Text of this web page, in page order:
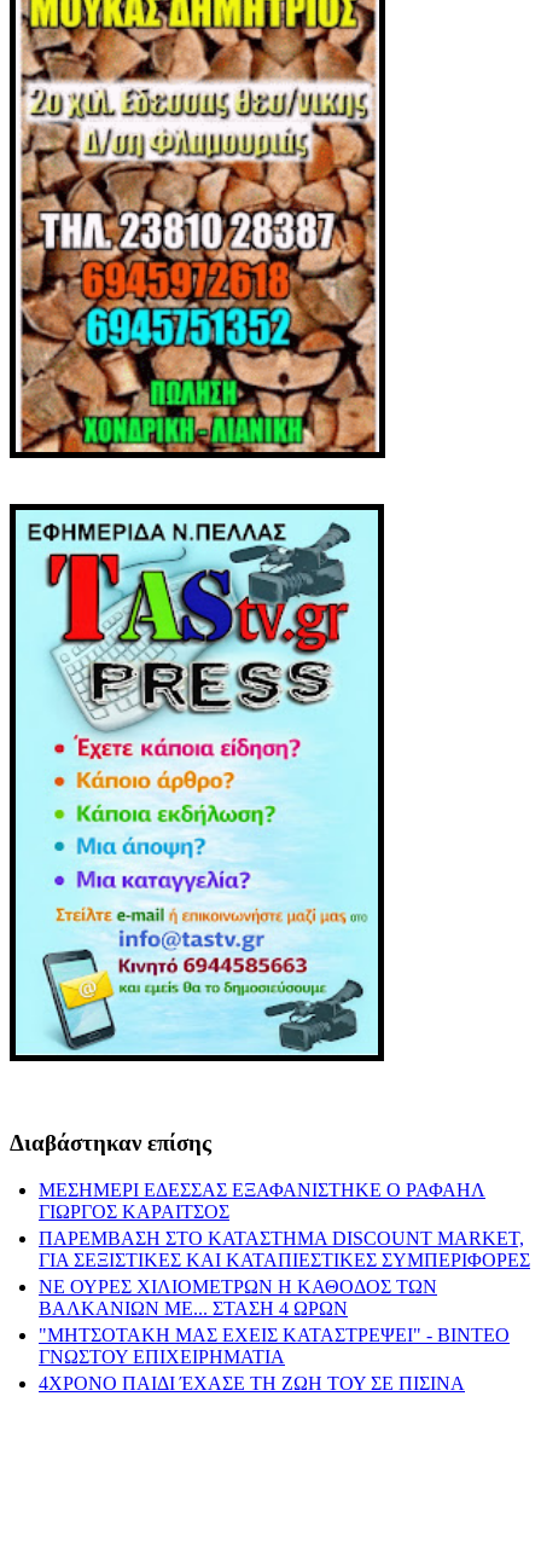
Διαβάστηκαν επίσης
ΜΕΣΗΜΕΡΙ ΕΔΕΣΣΑΣ ΕΞΑΦΑΝΙΣΤΗΚΕ Ο ΡΑΦΑΗΛ
ΓΙΩΡΓΟΣ ΚΑΡΑΙΤΣΟΣ
ΠΑΡΕΜΒΑΣΗ ΣΤΟ ΚΑΤΑΣΤΗΜΑ DISCOUNT MARKET,
ΓΙΑ ΣΕΞΙΣΤΙΚΕΣ ΚΑΙ ΚΑΤΑΠΙΕΣΤΙΚΕΣ ΣΥΜΠΕΡΙΦΟΡΕΣ
ΝΕ ΟΥΡΕΣ ΧΙΛΙΟΜΕΤΡΩΝ Η ΚΑΘΟΔΟΣ ΤΩΝ
ΒΑΛΚΑΝΙΩΝ ΜΕ... ΣΤΑΣΗ 4 ΩΡΩΝ
"ΜΗΤΣΟΤΑΚΗ ΜΑΣ ΕΧΕΙΣ ΚΑΤΑΣΤΡΕΨΕΙ" - ΒΙΝΤΕΟ
ΓΝΩΣΤΟΥ ΕΠΙΧΕΙΡΗΜΑΤΙΑ
4ΧΡΟΝΟ ΠΑΙΔΙ ΈΧΑΣΕ ΤΗ ΖΩΗ ΤΟΥ ΣΕ ΠΙΣΙΝΑ